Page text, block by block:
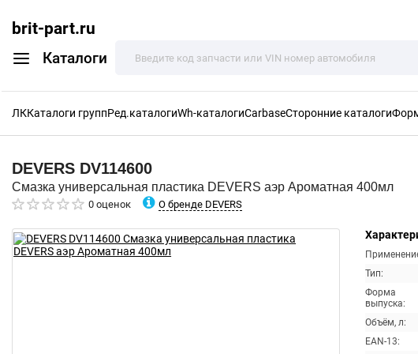
brit-part.ru
Каталоги
ЛККаталоги группРед.каталогиWh-каталогиCarbaseСторонние каталоги
DEVERS DV114600
Смазка универсальная пластика DEVERS аэр Ароматная 400мл
0 оценок О бренде DEVERS
Тип:
Форма
выпуска:
Объём, л:
EAN-13: